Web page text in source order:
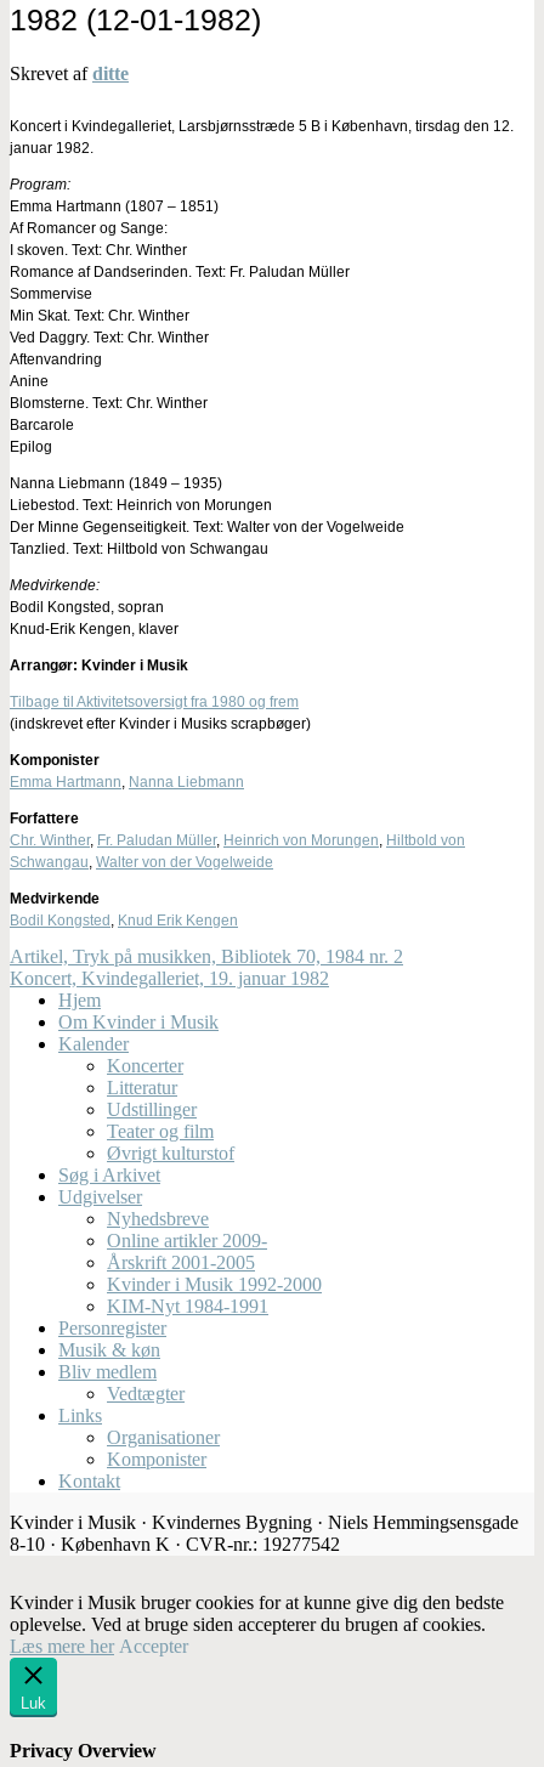
1982 (12-01-1982)
Skrevet afditte
Koncert i Kvindegalleriet, Larsbjørnsstræde 5 B i København, tirsdag den 12.
januar 1982.
Program:
Emma Hartmann (1807 – 1851)
Af Romancer og Sange:
I skoven. Text: Chr. Winther
Romance af Dandserinden. Text: Fr. Paludan Müller
Sommervise
Min Skat. Text: Chr. Winther
Ved Daggry. Text: Chr. Winther
Aftenvandring
Anine
Blomsterne. Text: Chr. Winther
Barcarole
Epilog
Nanna Liebmann (1849 – 1935)
Liebestod. Text: Heinrich von Morungen
Der Minne Gegenseitigkeit. Text: Walter von der Vogelweide
Tanzlied. Text: Hiltbold von Schwangau
Medvirkende:
Bodil Kongsted, sopran
Knud-Erik Kengen, klaver
Arrangør: Kvinder i Musik
Tilbage til Aktivitetsoversigt fra 1980 og frem
(indskrevet efter Kvinder i Musiks scrapbøger)
Komponister
Emma Hartmann Nanna Liebmann
Forfattere
Chr. Winther, Fr. Paludan Müller, Heinrich von Morungen Hiltbold von
Schwangau Walter von der Vogelweide
Medvirkende
Bodil Kongsted Knud Erik Kengen
Artikel, Tryk på musikken, Bibliotek 70, 1984 nr. 2
Koncert, Kvindegalleriet, 19. januar 1982
Hjem
Om Kvinder i Musik
Kalender
Koncerter
Litteratur
Udstillinger
Teater og film
Øvrigt kulturstof
Søg i Arkivet
Udgivelser
Nyhedsbreve
Online artikler 2009-
Årskrift 2001-2005
Kvinder i Musik 1992-2000
KIM-Nyt 1984-1991
Personregister
Musik & køn
Bliv medlem
Vedtægter
Links
Organisationer
Komponister
Kontakt
Kvinder i Musik · Kvindernes Bygning · Niels Hemmingsensgade
8-10 · København K · CVR-nr.: 19277542
Kvinder i Musik bruger cookies for at kunne give dig den bedste
oplevelse. Ved at bruge siden accepterer du brugen af cookies.
Læs mere her Accepter
Luk
Privacy Overview